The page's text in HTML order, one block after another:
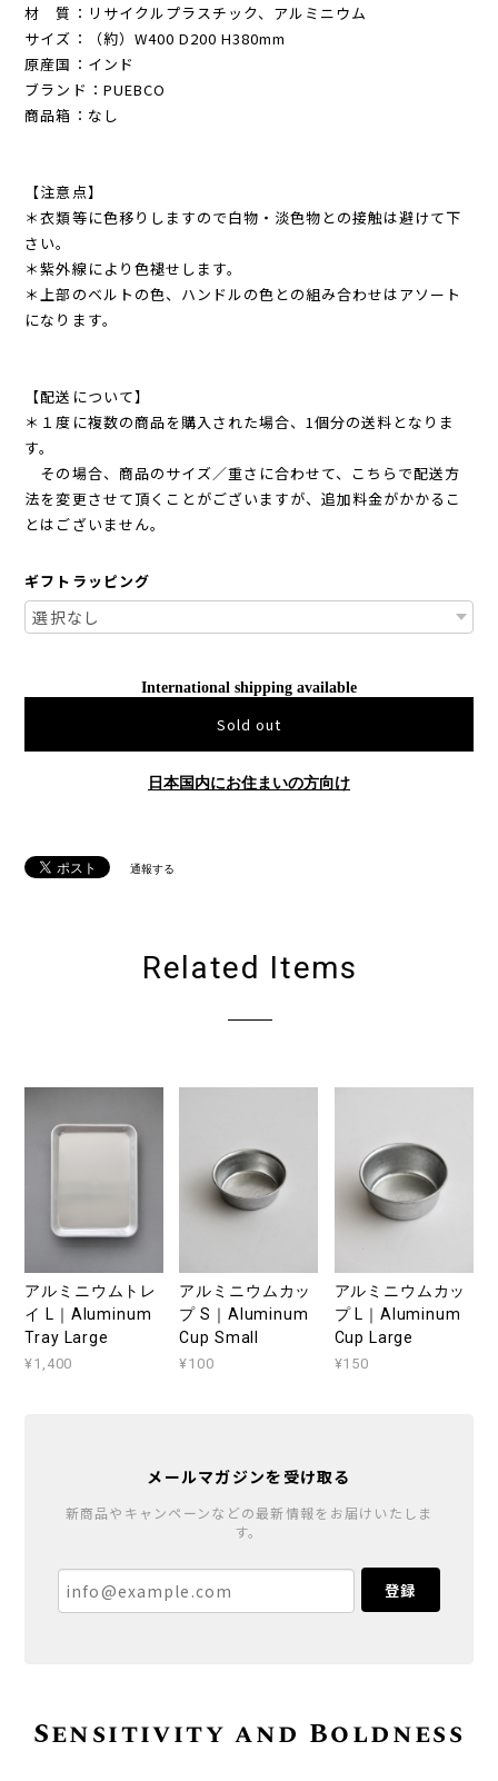
材 質：リサイクルプラスチック、アルミニウム
サイズ：（約）W400 D200 H380mm
原産国：インド
ブランド：PUEBCO
商品箱：なし
【注意点】
＊衣類等に色移りしますので白物・淡色物との接触は避けて下
さい。
＊紫外線により色褪せします。
＊上部のベルトの色、ハンドルの色との組み合わせはアソート
になります。
【配送について】
＊１度に複数の商品を購入された場合、1個分の送料となりま
す。
その場合、商品のサイズ／重さに合わせて、こちらで配送方
法を変更させて頂くことがございますが、追加料金がかかるこ
とはございません。
ギフトラッピング
International shipping available
Sold out
日本国内にお住まいの方向け
通報する
Related Items
アルミニウムトレ
イ L｜Aluminum
Tray Large
¥1,400
アルミニウムカッ
プ S｜Aluminum
Cup Small
¥100
アルミニウムカッ
プ L｜Aluminum
Cup Large
¥150
メールマガジンを受け取る
新商品やキャンペーンなどの最新情報をお届けいたしま
す。
登録
Sensitivity and Boldness